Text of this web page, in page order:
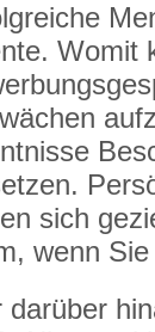
Womit
sich
wenn
darüber